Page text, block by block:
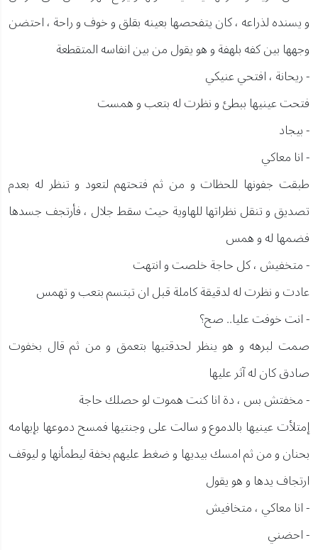
و يسنده لذراعه ، كان يتفحصها بعينه بقلق و خوف و راحة ، احتضن
وجهها بين كفه بلهفة و هو يقول من بين انفاسه المتقطعة
- ريحانة ، افتحي عنيكي
فتحت عينيها ببطئ و نظرت له بتعب و همست
- بيجاد
- انا معاكي
طبقت جفونها للحظات و من ثم فتحتهم لتعود و تنظر له بعدم
تصديق و تنقل نظراتها للهاوية حيث سقط جلال ، فأرتجف جسدها
فضمها له و همس
- متخفيش ، كل حاجة خلصت و انتهت
عادت و نظرت له لدقيقة كاملة قبل ان تبتسم بتعب و تهمس
- انت خوفت عليا.. صح؟
صمت لبرهه و هو ينظر لحدقتيها بتعمق و من ثم قال بخفوت
صادق كان له آثر عليها
- مخفتش بس ، دة انا كنت هموت لو حصلك حاجة
إمتلأت عينيها بالدموع و سالت على وجنتيها فمسح دموعها بإبهامه
بحنان و من ثم امسك بيديها و ضغط عليهم بخفة ليطمأنها و ليوقف
ارتجاف يدها و هو يقول
- انا معاكي ، متخافيش
- احضني